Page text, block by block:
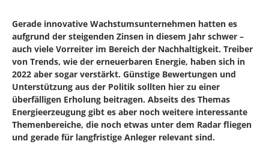
Gerade innovative Wachstumsunternehmen hatten es
aufgrund der steigenden Zinsen in diesem Jahr schwer –
auch viele Vorreiter im Bereich der Nachhaltigkeit. Treiber
von Trends, wie der erneuerbaren Energie, haben sich in
2022 aber sogar verstärkt. Günstige Bewertungen und
Unterstützung aus der Politik sollten hier zu einer
überfälligen Erholung beitragen. Abseits des Themas
Energieerzeugung gibt es aber noch weitere interessante
Themenbereiche, die noch etwas unter dem Radar fliegen
und gerade für langfristige Anleger relevant sind.